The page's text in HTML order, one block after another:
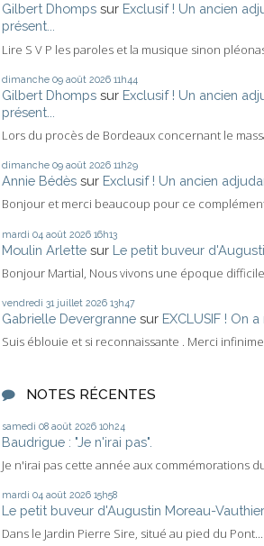
Gilbert Dhomps sur Exclusif ! Un ancien
présent...
Lire S V P les paroles et la musique sinon
dimanche 09 août 2026 11h44
Gilbert Dhomps sur Exclusif ! Un ancien
présent...
Lors du procès de Bordeaux concernant le
dimanche 09 août 2026 11h29
Annie Bédès sur Exclusif ! Un ancien
Bonjour et merci beaucoup pour ce
mardi 04 août 2026 16h13
Moulin Arlette sur Le petit buveur
Bonjour Martial, Nous vivons une époque
vendredi 31 juillet 2026 13h47
Gabrielle Devergranne sur EXCLUSIF ! On
Suis éblouie et si reconnaissante . Merci
NOTES RÉCENTES
samedi 08 août 2026 10h24
Baudrigue : "Je n'irai pas".
Je n'irai pas cette année aux commémorations
mardi 04 août 2026 15h58
Le petit buveur d'Augustin Moreau-Vauthier
Dans le Jardin Pierre Sire, situé au pied du Pont...